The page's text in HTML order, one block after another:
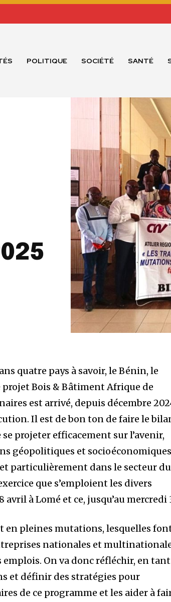
POLITIQUE SOCIÉTÉ SANTÉ
quatre pays à savoir, le Bénin, le
projet Bois & Bâtiment Afrique de
est arrivé, depuis décembre
Il est de bon ton de faire le
projeter efficacement sur l’avenir,
géopolitiques et
particulièrement dans le secteur du
que s’emploient les divers
à Lomé et ce, jusqu’au mercredi
en pleines mutations, lesquelles
nationales et
On va donc réfléchir, en tant
et définir des stratégies pour
de ce programme et les aider à